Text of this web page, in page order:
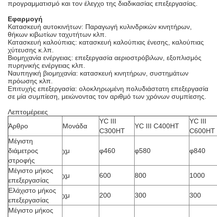
προγραμματισμό και τον έλεγχο της διαδικασίας επεξεργασίας.
Εφαρμογή
Κατασκευή αυτοκινήτων: Παραγωγή κυλινδρικών κινητήρων,
θήκων κιβωτίων ταχυτήτων κλπ.
Κατασκευή καλούπιας: κατασκευή καλούπιας ένεσης, καλούπιας
χύτευσης κ.λπ.
Βιομηχανία ενέργειας: επεξεργασία αεριοστρόβιλων, εξοπλισμός
πυρηνικής ενέργειας κλπ.
Ναυπηγική βιομηχανία: κατασκευή κινητήρων, συστημάτων
πρόωσης κλπ.
Επιτυχής επεξεργασία: ολοκληρωμένη πολυδιάστατη επεξεργασία
σε μία συμπίεση, μειώνοντας τον αριθμό των χρόνων συμπίεσης.
Λεπτομέρειες
Άρθρο
Μονάδα
YC III
C300HT
YC III C400HT
YC III
C600HT
Μέγιστη
διάμετρος
στροφής
χμ φ460 φ580 φ840
Μέγιστο μήκος
επεξεργασίας
χμ 600 800
1000
Ελάχιστο μήκος
επεξεργασίας
χμ 200 300
300
Μέγιστο μήκος